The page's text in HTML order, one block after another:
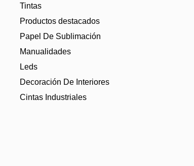
Tintas
Productos destacados
Papel De Sublimación
Manualidades
Leds
Decoración De Interiores
Cintas Industriales